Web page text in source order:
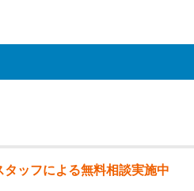
タッフによる無料相談実施中